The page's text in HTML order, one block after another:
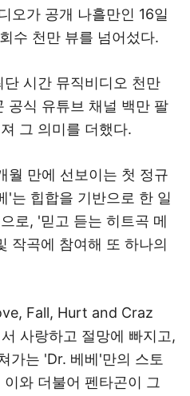
오가 공개 나흘만인 16일
수 천만 뷰를 넘어섰다.
시간 뮤직비디오 천만
공식 유튜브 채널 백만 팔
그 의미를 더했다.
월 만에 선보이는 첫 정규
'는 힙합을 기반으로 한 일
로, '믿고 듣는 히트곡 메
작곡에 참여해 또 하나의
Fall, Hurt and Craz
사랑하고 절망에 빠지고,
가는 'Dr. 베베'만의 스토
와 더불어 펜타곤이 그